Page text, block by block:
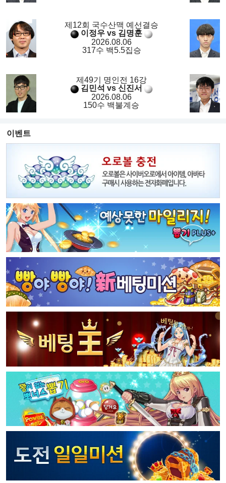
제12회 국수산맥 예선결승
이정우 vs 김명훈
2026.08.06
317수 백5.5집승
제49기 명인전 16강
김민석 vs 신진서
2026.08.06
150수 백불계승
이벤트